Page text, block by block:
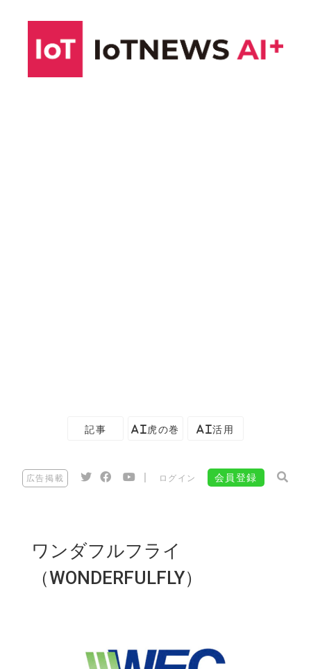
記事 AI虎の巻 AI活用
広告掲載 ログイン 会員登録
ワンダフルフライ
（WONDERFULFLY）